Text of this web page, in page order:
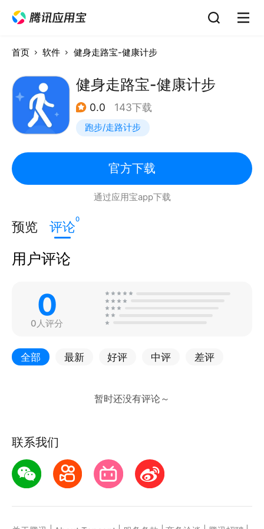
首页 软件 健身走路宝-健康计步
健身走路宝-健康计步
0.0 143下载
跑步/走路计步
官方下载
通过应用宝app下载
预览 评论0
用户评论
0
0人评分
全部 最新 好评 中评 差评
联系我们